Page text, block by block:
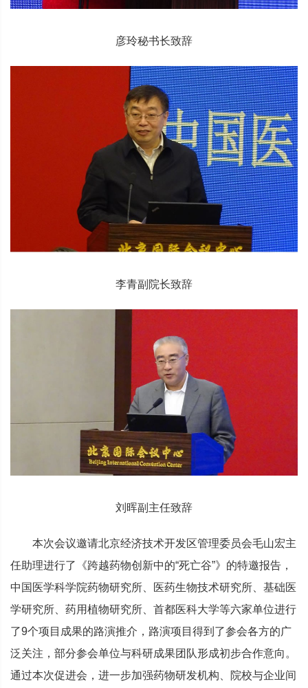
彦玲秘书长致辞
李青副院长致辞
刘晖副主任致辞
本次会议邀请北京经济技术开发区管理委员会毛山宏主
任助理进行了《跨越药物创新中的“死亡谷”》的特邀报告，
中国医学科学院药物研究所、医药生物技术研究所、基础医
学研究所、药用植物研究所、首都医科大学等六家单位进行
了9个项目成果的路演推介，路演项目得到了参会各方的广
泛关注，部分参会单位与科研成果团队形成初步合作意向。
通过本次促进会，进一步加强药物研发机构、院校与企业间